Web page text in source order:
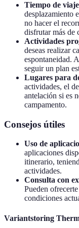
Tiempo de viaje
desplazamiento
no hacer el
disfrutar más de
Actividades
deseas realizar
espontaneidad.
seguir un plan
Lugares para
actividades, el
antelación si es
campamento.
Consejos útiles
Uso de
aplicaciones
itinerario,
actividades.
Consulta con
Pueden
condiciones
Variantstoring